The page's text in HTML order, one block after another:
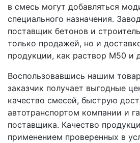
в смесь могут добавляться
специального назначения.
поставщик бетонов и
только продажей, но и
продукции, как раствор М50 и
Воспользовавшись нашим
заказчик получает выгодные
качество смесей, быструю
автотранспортом компании и
поставщика. Качество
применением проверенных в